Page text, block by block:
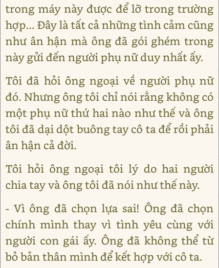
trong máy này được để lỡ trong trường
hợp... Đây là tất cả những tình cảm cũng
như ân hận mà ông đã gói ghém trong
này gửi đến người phụ nữ duy nhất ấy.
Tôi đã hỏi ông ngoại về người phụ nữ
đó. Nhưng ông tôi chỉ nói rằng không có
một phụ nữ thứ hai nào như thế và ông
tôi đã dại dột buông tay cô ta để rồi phải
ân hận cả đời.
Tôi hỏi ông ngoại tôi lý do hai người
chia tay và ông tôi đã nói như thế này.
- Vì ông đã chọn lựa sai! Ông đã chọn
chính mình thay vì tình yêu cùng với
người con gái ấy. Ông đã không thể từ
bỏ bản thân mình để kết hợp với cô ta.